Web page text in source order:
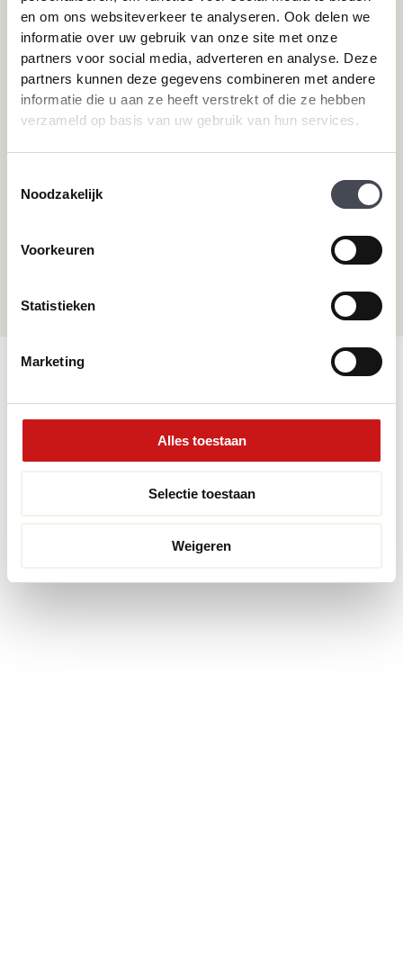
en om ons websiteverkeer te analyseren. Ook delen we
informatie over uw gebruik van onze site met onze
partners voor social media, adverteren en analyse. Deze
partners kunnen deze gegevens combineren met andere
informatie die u aan ze heeft verstrekt of die ze hebben
verzameld op basis van uw gebruik van hun services.
Noodzakelijk
Voorkeuren
Statistieken
Marketing
Alles toestaan
Selectie toestaan
Weigeren
Pvc-vloeren van Moduleo
Pvc-vloeren van Tarkett
Therdex
Designflooring
Pvc-vloer laten leggen
Toplaag pvc vloer
Wat is pvc
Hulp nodig?
Neem direct contact met ons op.
+31 115 745075
info@premiumvloeren.nl
© 2026 Premium Vloeren Voorwaarden
/